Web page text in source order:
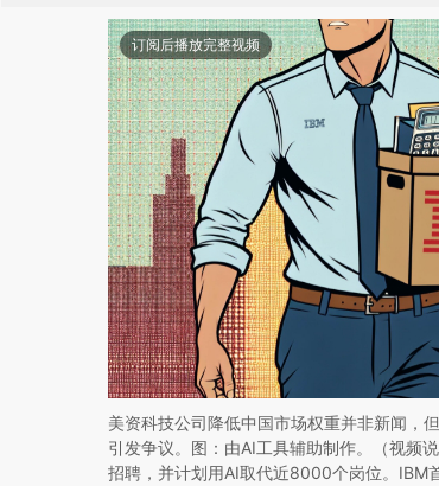
订阅后播放完整视频
美资科技公司降低中国市场权重并非新闻，
引发争议。图：由AI工具辅助制作。（视频
招聘，并计划用AI取代近8000个岗位。IBM